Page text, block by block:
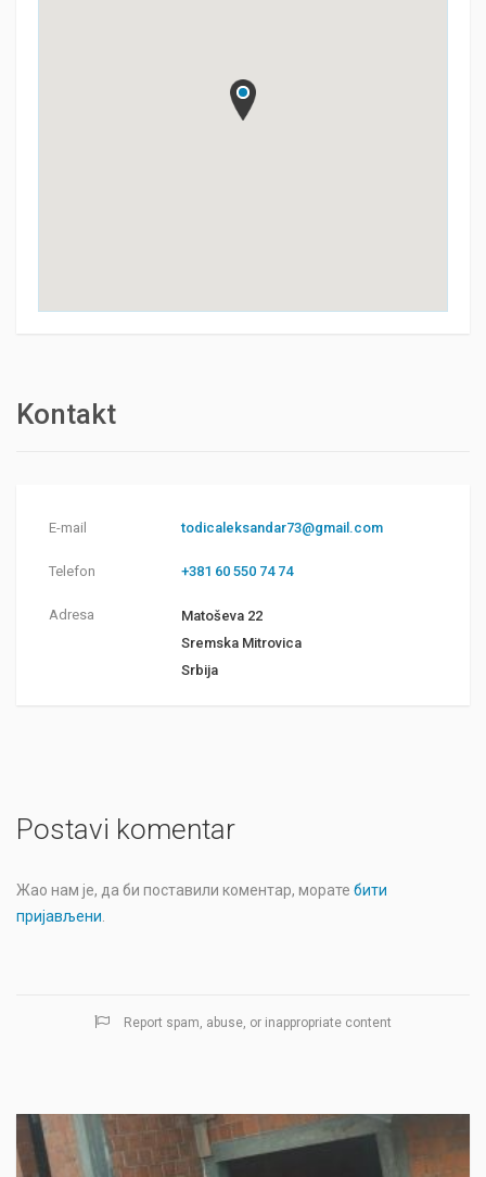
Kontakt
E-mail todicaleksandar73@gmail.com
Telefon +381 60 550 74 74
Adresa
Matoševa 22
Sremska Mitrovica
Srbija
Postavi komentar
Жао нам је, да би поставили коментар, морате бити
пријављени
Report spam, abuse, or inappropriate content